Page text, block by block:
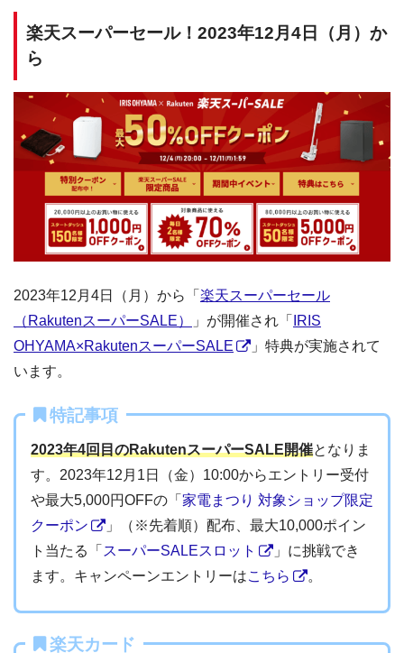
楽天スーパーセール！2023年12月4日（月）か
ら
2023年12月4日（月）から「 楽天スーパーセール
（RakutenスーパーSALE）
」が開催され「
IRIS
OHYAMA×RakutenスーパーSALE
」特典が実施されて
います。
特記事項
2023年4回目のRakutenスーパーSALE開催となりま
す。2023年12月1日（金）10:00からエントリー受付
や最大5,000円OFFの「 家電まつり 対象ショップ限定
クーポン
」（※先着順）配布、最大10,000ポイン
ト当たる「 スーパーSALEスロット
」に挑戦でき
ます。キャンペーンエントリーはこちら 。
楽天カード